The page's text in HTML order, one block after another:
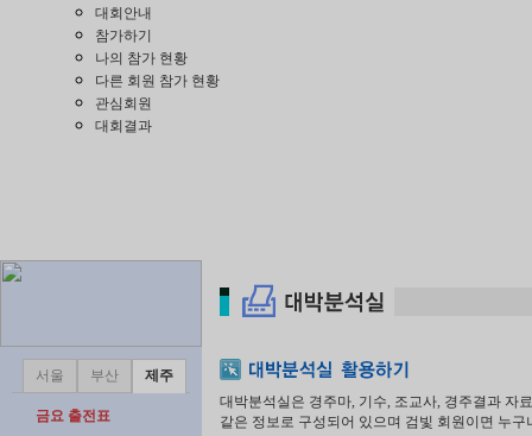
대회안내
참가하기
나의 참가 현황
다른 회원 참가 현황
관심회원
대회결과
서울 부산 제주
금요 출전표
대박분석실은 경주마, 기수, 조교사, 경주결과 자
같은 정보로 구성되어 있으며 검빛 회원이면 누구